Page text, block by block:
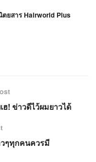
ยสาร Hairworld Plus
ฮ! ข่าวดีไว้ผมยาวได้
ๆทุกคนควรมี